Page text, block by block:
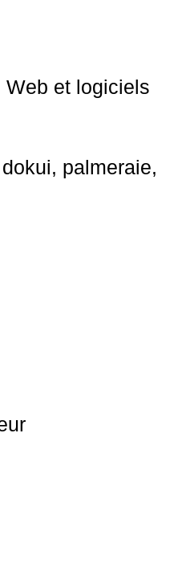
et logiciels
palmeraie,